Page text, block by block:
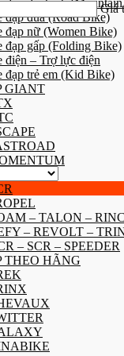
đạp địa hình
đạp đua (Road Bike)
đạp nữ (Women Bike)
đạp gấp (Folding Bike)
điện – Trợ lực điện
đạp trẻ em (Kid Bike)
GIANT
– TALON –
– REVOLT –
– SCR – SPEEDER
THEO HÃNG
Giá